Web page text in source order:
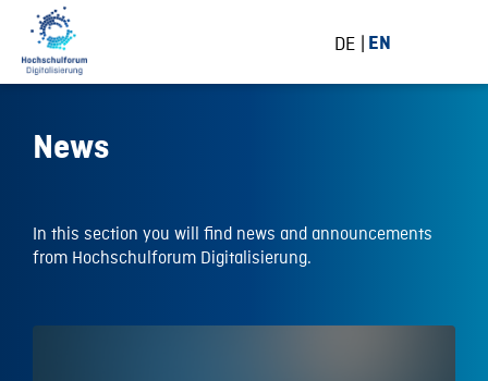
DE EN
News
In this section you will find news and announcements
from Hochschulforum Digitalisierung.